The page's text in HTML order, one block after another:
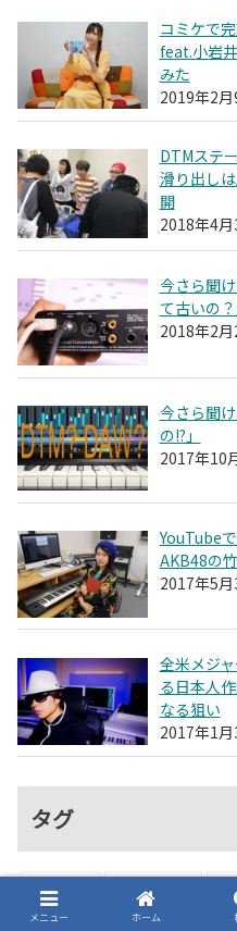
コミケで
feat.小岩
みた
2019年2月
DTMステ
滑り出し
開
2018年4月
今さら聞
て古いの？
2018年2月
今さら聞
の!?」
2017年10
YouTube
AKB48の
2017年5月
全米メジ
る日本人
なる狙い
2017年1月
タグ
KORG steinberg
MAGIX
Native
メニュー ホーム